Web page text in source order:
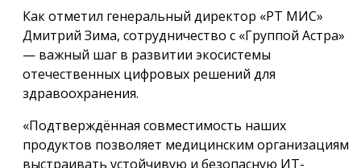
Как отметил генеральный директор «РТ МИС»
Дмитрий Зима, сотрудничество с «Группой Астра»
— важный шаг в развитии экосистемы
отечественных цифровых решений для
здравоохранения.
«Подтверждённая совместимость наших
продуктов позволяет медицинским организациям
выстраивать устойчивую и безопасную ИТ-